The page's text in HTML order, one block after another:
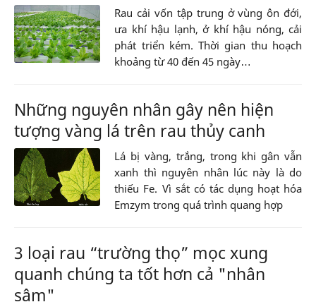
Rau cải vốn tập trung ở vùng ôn đới,
ưa khí hậu lạnh, ở khí hậu nóng, cải
phát triển kém. Thời gian thu hoạch
khoảng từ 40 đến 45 ngày…
Những nguyên nhân gây nên hiện
tượng vàng lá trên rau thủy canh
Lá bị vàng, trắng, trong khi gân vẫn
xanh thì nguyên nhân lúc này là do
thiếu Fe. Vì sắt có tác dụng hoạt hóa
Emzym trong quá trình quang hợp
3 loại rau “trường thọ” mọc xung
quanh chúng ta tốt hơn cả "nhân
sâm"